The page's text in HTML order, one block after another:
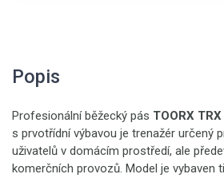
Popis
Profesionální běžecký pás TOORX
s prvotřídní výbavou je trenažér určený
uživatelů v domácím prostředí, ale
komerčních provozů. Model je vybaven